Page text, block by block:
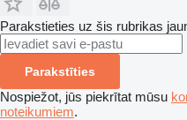
Parakstieties uz šis rubrikas
Parakstīties
Nospiežot, jūs piekrītat mūsu
noteikumiem.